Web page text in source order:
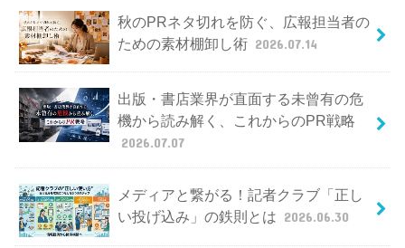
秋のPRネタ切れを防ぐ、広報担当者の
ための素材棚卸し術 2026.07.14
出版・書店業界が直面する未曾有の危
機から読み解く、これからのPR戦略
2026.07.07
メディアと繋がる！記者クラブ「正し
い投げ込み」の鉄則とは 2026.06.30